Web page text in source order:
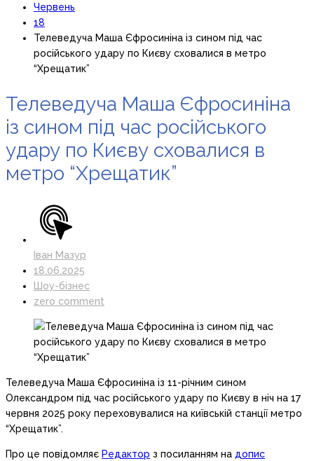
Червень
18
Телеведуча Маша Єфросиніна із сином під час
російського удару по Києву сховалися в метро
“Хрещатик”
Телеведуча Маша Єфросиніна
із сином під час російського
удару по Києву сховалися в
метро “Хрещатик”
Іван Мазур
18.06.2025
Шоу-бізнес
zero comment
Телеведуча Маша Єфросиніна із 11-річним сином
Олександром під час російського удару по Києву в ніч на 17
червня 2025 року переховувалися на київській станції метро
“Хрещатик”.
Про це повідомляє Редактор з посиланням на допис